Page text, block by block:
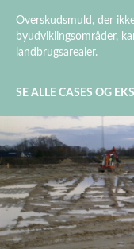
Overskudsmuld, der
byudviklingsområder,
landbrugsarealer.
SE ALLE CASES OG